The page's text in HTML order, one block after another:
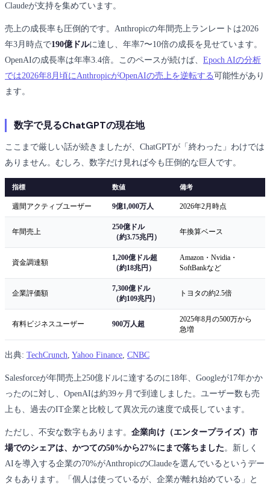
Claudeが支持を集めています。
売上の成長率も圧倒的です。Anthropicの年間売上ランレートは2026
年3月時点で190億ドルに達し、年率7〜10倍の成長を見せています。
OpenAIの成長率は年率3.4倍。このペースが続けば、 Epoch AIの分析
では2026年8月頃にAnthropicがOpenAIの売上を逆転する可能性があり
ます。
数字で見るChatGPTの現在地
ここまで厳しい話が続きましたが、ChatGPTが「終わった」わけでは
ありません。むしろ、数字だけ見れば今も圧倒的な巨人です。
指標 数値 備考
週間アクティブユーザー 9億1,000万人 2026年2月時点
年間売上
250億ドル
（約3.75兆円）
年換算ベース
資金調達額
1,200億ドル超
（約18兆円）
Amazon・Nvidia・
SoftBankなど
企業評価額
7,300億ドル
（約109兆円）
トヨタの約2.5倍
有料ビジネスユーザー 900万人超
2025年8月の500万から
急増
出典: TechCrunch Yahoo Finance CNBC
Salesforceが年間売上250億ドルに達するのに18年、Googleが17年かか
ったのに対し、OpenAIは約39ヶ月で到達しました。ユーザー数も売
上も、過去のIT企業と比較して異次元の速度で成長しています。
ただし、不安な数字もあります。 企業向け（エンタープライズ）市
場でのシェアは、かつての50%から27%にまで落ちました 。新しく
AIを導入する企業の70%がAnthropicのClaudeを選んでいるというデー
タもあります。「個人は使っているが、企業が離れ始めている」と